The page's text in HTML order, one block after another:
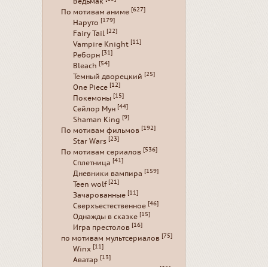
По мотивам аниме [627]
Наруто [179]
Fairy Tail [22]
Vampire Knight [11]
Реборн [31]
Bleach [54]
Темный дворецкий [25]
One Piece [12]
Покемоны [15]
Сейлор Мун [44]
Shaman King [9]
По мотивам фильмов [192]
Star Wars [23]
По мотивам сериалов [536]
Сплетница [41]
Дневники вампира [159]
Teen wolf [21]
Зачарованные [11]
Сверхъестественное [46]
Однажды в сказке [15]
Игра престолов [16]
по мотивам мультсериалов [75]
Winx [11]
Аватар [13]